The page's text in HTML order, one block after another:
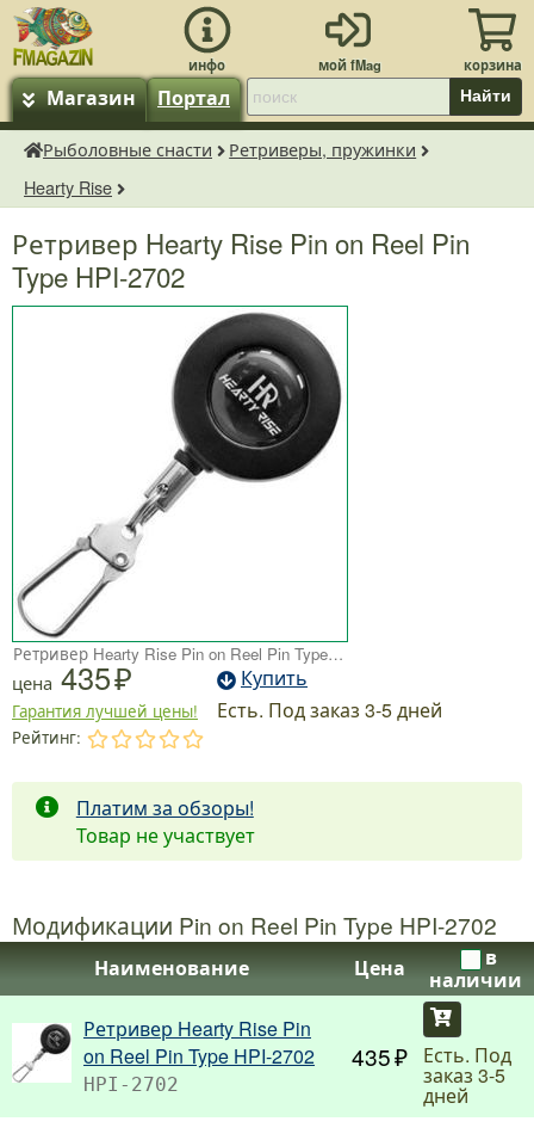
Магазин Портал Найти
fMagazin.ru
Рыболовные снасти
Ретриверы, пружинки
Hearty Rise
Ретривер Hearty Rise Pin on Reel Pin
Type HPI-2702
Ретривер Hearty Rise Pin on Reel Pin Type HPI-2702
цена 435
Гарантия лучшей цены!
Купить
Есть. Под заказ 3-5 дней
Рейтинг:
Платим за обзоры!
Товар не участвует
Модификации Pin on Reel Pin Type HPI-2702
Наименование Цена
в
наличии
Ретривер Hearty Rise Pin
on Reel Pin Type HPI-2702
HPI-2702
435 Есть. Под
заказ 3-5
дней